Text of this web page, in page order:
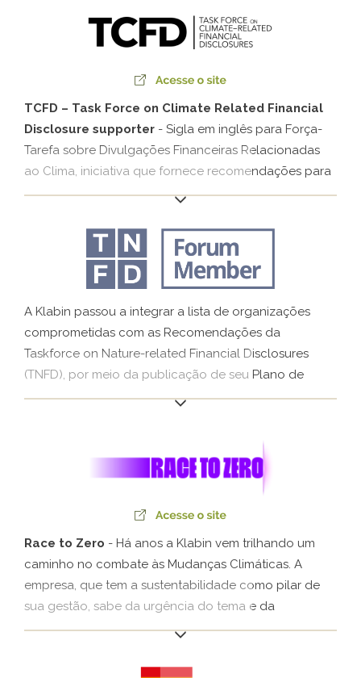
TCFD – Task Force on Climate Related Financial
Disclosure supporter - Sigla em inglês para Força-
Tarefa sobre Divulgações Financeiras Relacionadas
ao Clima, iniciativa que fornece recomendações para
permitir aos mercados e abordar o impacto financeiro
sobre os riscos relacionados ao clima e as
oportunidades de promover tomadas de decisão
financeiras mais bem informadas.
A Klabin passou a integrar a lista de organizações
comprometidas com as Recomendações da
Taskforce on Nature-related Financial Disclosures
(TNFD), por meio da publicação de seu Plano de
Transição para a Natureza. A iniciativa reforça a
ligados à biodiversidade.
Race to Zero - Há anos a Klabin vem trilhando um
caminho no combate às Mudanças Climáticas. A
empresa, que tem a sustentabilidade como pilar de
sua gestão, sabe da urgência do tema e da
importância da mobilização de todos para garantir o
Global da ONU, a Companhia convida empresas e